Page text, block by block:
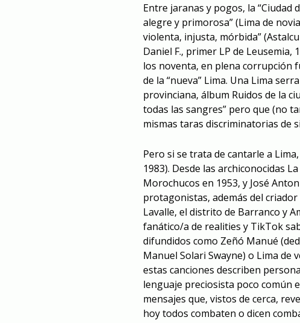
Entre jaranas y pogos, la “Ciudad
alegre y primorosa” (Lima de
violenta, injusta, mórbida”
Daniel F., primer LP de Leusemia,
los noventa, en plena corrupción
de la “nueva” Lima. Una Lima
provinciana, álbum Ruidos de la
todas las sangres” pero que (no
mismas taras discriminatorias de
Pero si se trata de cantarle a
1983). Desde las archiconocidas
Morochucos en 1953, y José
protagonistas, además del
Lavalle, el distrito de Barranco y
fanático/a de realities y TikTok
difundidos como Zeñó Manué
Manuel Solari Swayne) o Lima de
estas canciones describen
lenguaje preciosista poco común
mensajes que, vistos de cerca,
hoy todos combaten o dicen